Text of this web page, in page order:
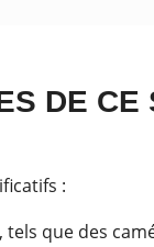
DE CE
:
que des